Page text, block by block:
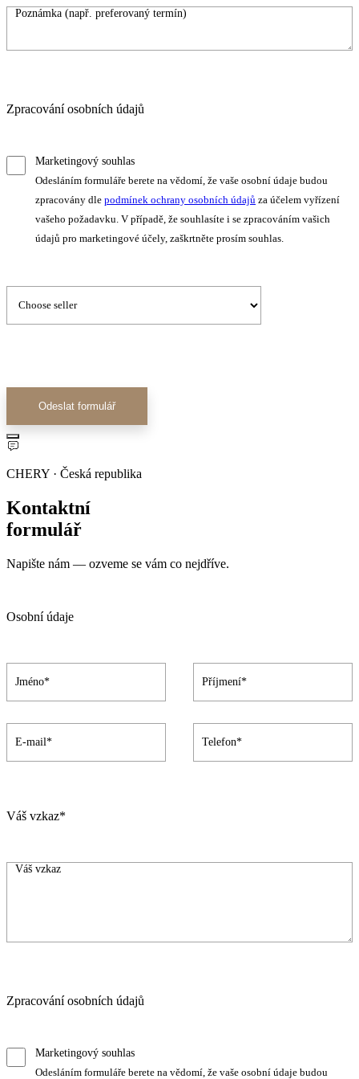
Zpracování osobních údajů
Marketingový souhlas
Odesláním formuláře berete na vědomí, že vaše osobní údaje budou
zpracovány dle podmínek ochrany osobních údajů za účelem vyřízení
vašeho požadavku. V případě, že souhlasíte i se zpracováním vašich
údajů pro marketingové účely, zaškrtněte prosím souhlas.
Odeslat formulář
CHERY · Česká republika
Kontaktní
formulář
Napište nám — ozveme se vám co nejdříve.
Osobní údaje
Váš vzkaz*
Zpracování osobních údajů
Marketingový souhlas
Odesláním formuláře berete na vědomí, že vaše osobní údaje budou